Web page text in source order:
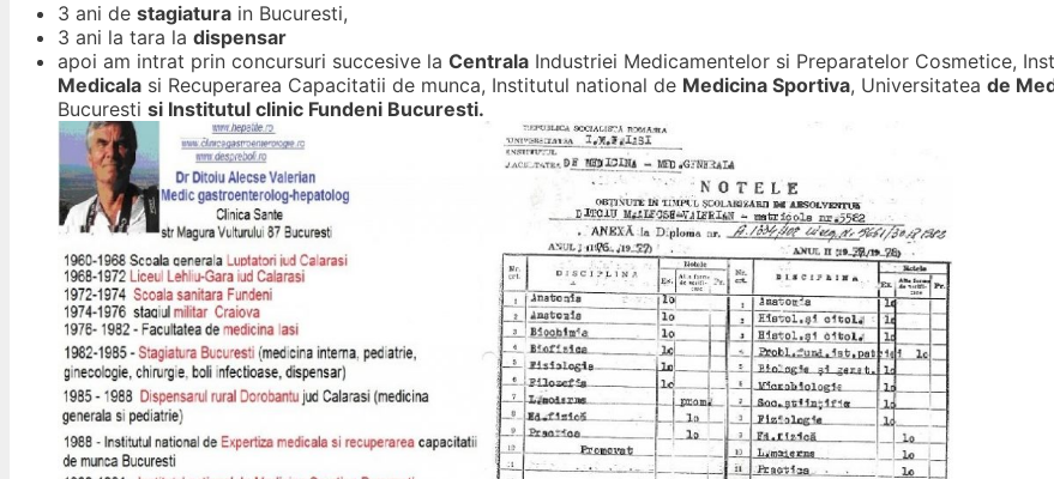
3 ani de stagiatura in Bucuresti,
3 ani la tara la dispensar
apoi am intrat prin concursuri succesive la Centrala Industriei Medicamentelor si Preparatelor Cosmetice,
Medicala si Recuperarea Capacitatii de munca, Institutul national de Medicina Sportiva, Universitatea de
Bucuresti si Institutul clinic Fundeni Bucuresti.